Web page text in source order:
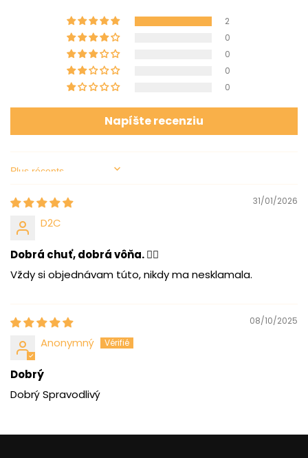
2
0
0
0
0
Napíšte recenziu
Sort by
31/01/2026
D2C
Dobrá chuť, dobrá vôňa. ❤️‍🔥
Vždy si objednávam túto, nikdy ma nesklamala.
08/10/2025
Anonymný
Dobrý
Dobrý Spravodlivý